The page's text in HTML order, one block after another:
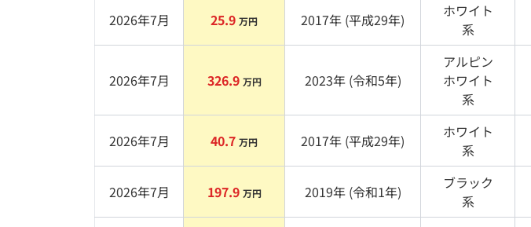
2026年7月 25.9 万円 2017年 (平成29年)
ホワイト
系
2026年7月 326.9 万円 2023年 (令和5年)
アルピン
ホワイト
系
2026年7月 40.7 万円 2017年 (平成29年)
ホワイト
系
2026年7月 197.9 万円 2019年 (令和1年)
ブラック
系